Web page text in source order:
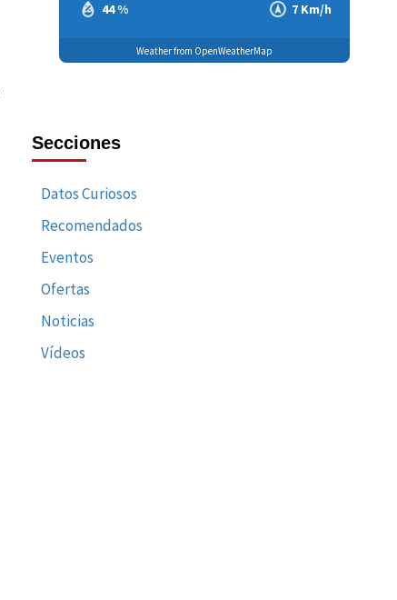
44 % 7 Km/h
Weather from OpenWeatherMap
Secciones
Datos Curiosos
Recomendados
Eventos
Ofertas
Noticias
Vídeos